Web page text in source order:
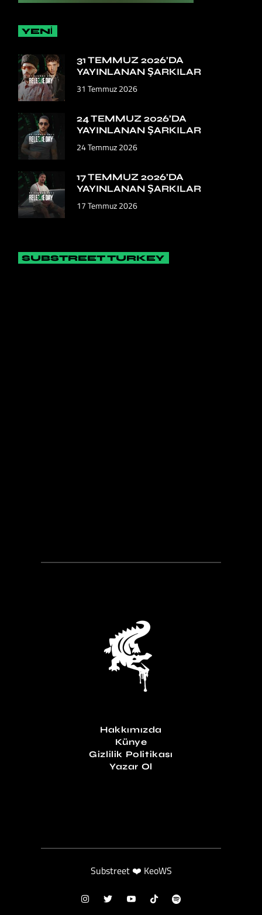
YENİ
31 TEMMUZ 2026’DA
YAYINLANAN ŞARKILAR
31 Temmuz 2026
24 TEMMUZ 2026’DA
YAYINLANAN ŞARKILAR
24 Temmuz 2026
17 TEMMUZ 2026’DA
YAYINLANAN ŞARKILAR
17 Temmuz 2026
SUBSTREET TURKEY
Hakkımızda
Künye
Gizlilik Politikası
Yazar Ol
Substreet ❤️ KeoWS